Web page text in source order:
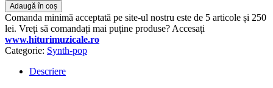
Adaugă în coș
Comanda minimă acceptată pe site-ul nostru este de 5 articole și 250
lei. Vreți să comandați mai puține produse? Accesați
www.hiturimuzicale.ro
Categorie: Synth-pop
Descriere